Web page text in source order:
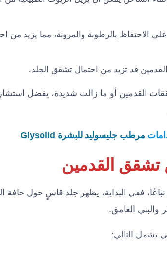
الاحتفاظ بالرطوبة والمرونة، مما يزيد من
قد تزيد من احتمال تشقق الجلد.
القدمين أو ما زالت شديدة، يفضل
مرطب جليسوليد للبشرة Glysolid
تشقق القدمين
ففي البداية، يظهر جلد قاسٍ حول حافة
الغامق.
تشمل التالي: